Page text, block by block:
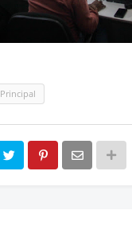
Principal